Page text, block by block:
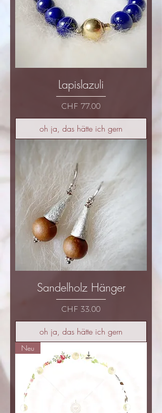
Lapislazuli
Preis
CHF 77.00
oh ja, das hätte ich gern
Sandelholz Hänger
Preis
CHF 33.00
oh ja, das hätte ich gern
Neu